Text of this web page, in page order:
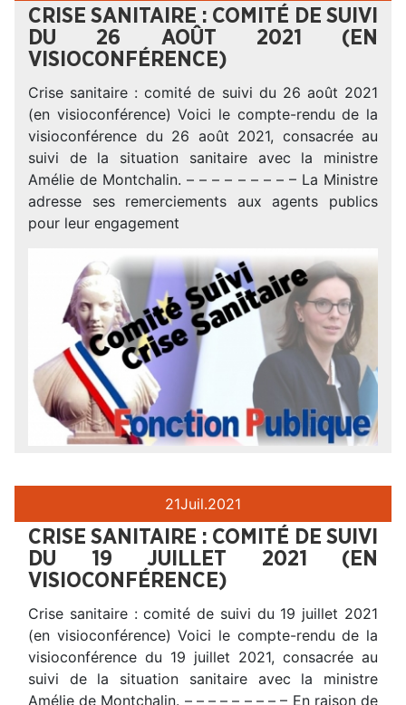
CRISE SANITAIRE : COMITÉ DE SUIVI
DU 26 AOÛT 2021 (EN
VISIOCONFÉRENCE)
Crise sanitaire : comité de suivi du 26 août 2021
(en visioconférence) Voici le compte-rendu de la
visioconférence du 26 août 2021, consacrée au
suivi de la situation sanitaire avec la ministre
Amélie de Montchalin. – – – – – – – – – La Ministre
adresse ses remerciements aux agents publics
pour leur engagement
21Juil.2021
CRISE SANITAIRE : COMITÉ DE SUIVI
DU 19 JUILLET 2021 (EN
VISIOCONFÉRENCE)
Crise sanitaire : comité de suivi du 19 juillet 2021
(en visioconférence) Voici le compte-rendu de la
visioconférence du 19 juillet 2021, consacrée au
suivi de la situation sanitaire avec la ministre
Amélie de Montchalin. – – – – – – – – – En raison de